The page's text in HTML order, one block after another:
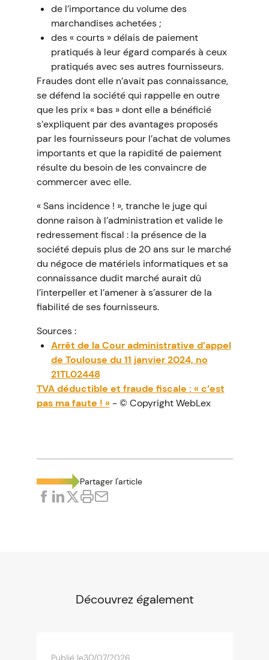
de l’importance du volume des
marchandises achetées ;
des « courts » délais de paiement
pratiqués à leur égard comparés à ceux
pratiqués avec ses autres fournisseurs.
Fraudes dont elle n’avait pas connaissance,
se défend la société qui rappelle en outre
que les prix « bas » dont elle a bénéficié
s’expliquent par des avantages proposés
par les fournisseurs pour l’achat de volumes
importants et que la rapidité de paiement
résulte du besoin de les convaincre de
commercer avec elle.
« Sans incidence ! », tranche le juge qui
donne raison à l’administration et valide le
redressement fiscal : la présence de la
société depuis plus de 20 ans sur le marché
du négoce de matériels informatiques et sa
connaissance dudit marché aurait dû
l’interpeller et l’amener à s’assurer de la
fiabilité de ses fournisseurs.
Sources :
Arrêt de la Cour administrative d’appel
de Toulouse du 11 janvier 2024, no
21TL02448
TVA déductible et fraude fiscale : « c’est
pas ma faute ! »- © Copyright WebLex
Partager l'article
Découvrez également
Publié le30/07/2026